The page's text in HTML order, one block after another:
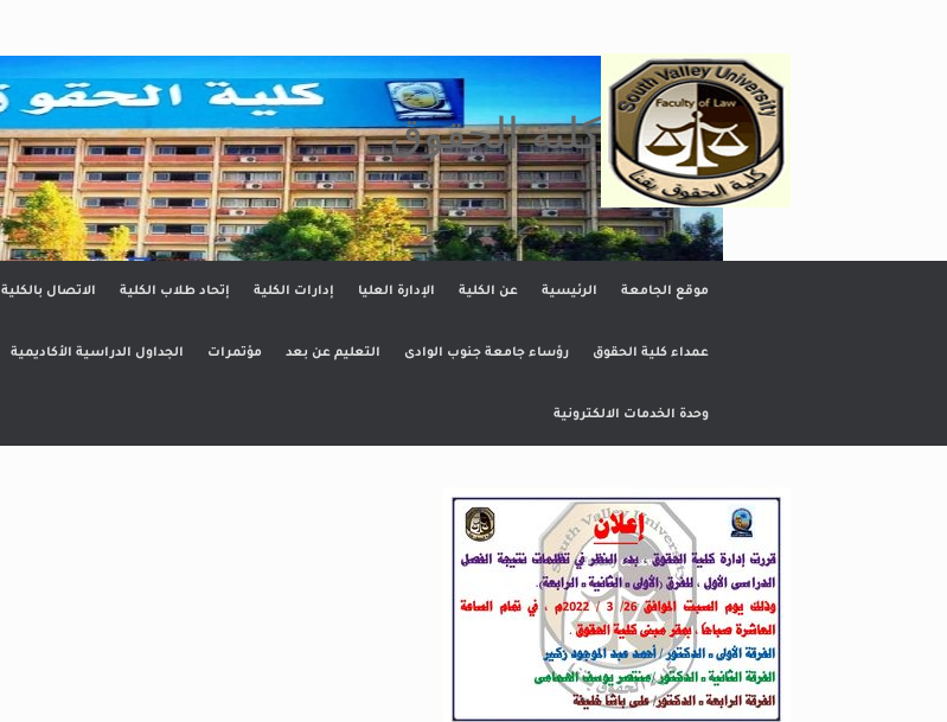
كلية الحقوق
موقع الجامعة الرئيسية عن الكلية الإدارة العليا إدارات الكلية إتحاد طلاب الكلية الاتصال بالكلية
عمداء كلية الحقوق رؤساء جامعة جنوب الوادى التعليم عن بعد مؤتمرات الجداول الدراسية الأكاديمية
وحدة الخدمات الالكترونية